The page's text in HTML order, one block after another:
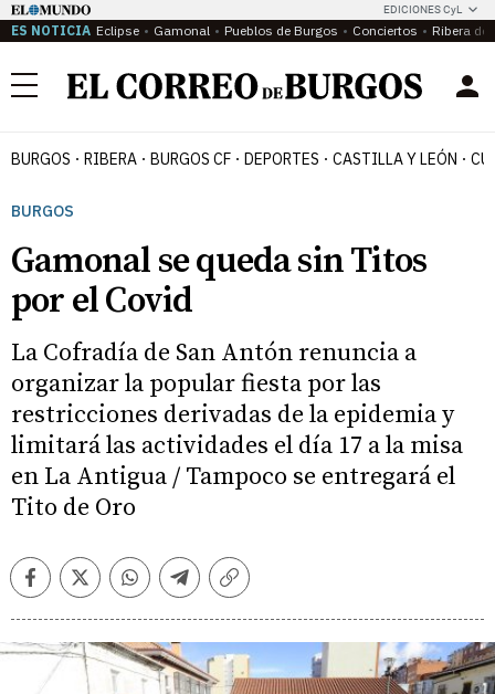
EDICIONES CyL
ES NOTICIA Eclipse Gamonal Pueblos de Burgos Conciertos Ribera del
Menú
BURGOS RIBERA BURGOS CF DEPORTES CASTILLA Y LEÓN
BURGOS
Gamonal se queda sin Titos
por el Covid
La Cofradía de San Antón renuncia a
organizar la popular fiesta por las
restricciones derivadas de la epidemia y
limitará las actividades el día 17 a la misa
en La Antigua / Tampoco se entregará el
Tito de Oro
FacebookTwitterWhatsappTelegramCopiar